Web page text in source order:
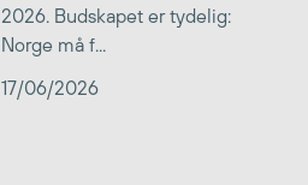
2026. Budskapet er tydelig:
Norge må f...
17/06/2026